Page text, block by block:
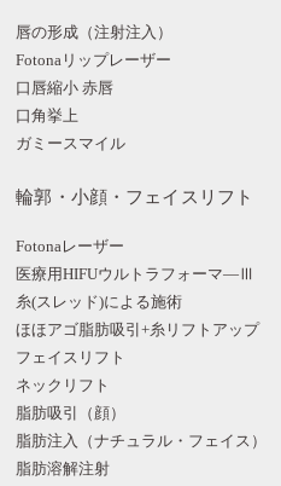
唇の形成（注射注入）
Fotonaリップレーザー
口唇縮小 赤唇
口角挙上
ガミースマイル
輪郭・小顔・フェイスリフト
Fotonaレーザー
医療用HIFUウルトラフォーマ―Ⅲ
糸(スレッド)による施術
ほほアゴ脂肪吸引+糸リフトアップ
フェイスリフト
ネックリフト
脂肪吸引（顔）
脂肪注入（ナチュラル・フェイス）
脂肪溶解注射